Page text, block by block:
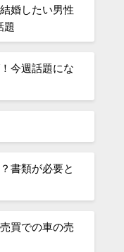
婚したい男性
題
今週話題にな
書類が必要と
買での車の売